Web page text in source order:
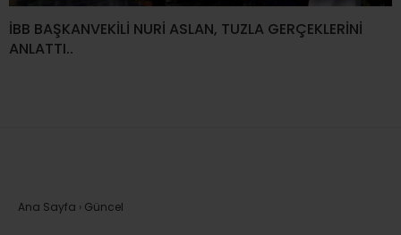
İBB BAŞKANVEKİLİ NURİ ASLAN, TUZLA GERÇEKLERİNİ
ANLATTI..
Ana Sayfa › Güncel